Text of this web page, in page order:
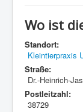
Wo ist
Standort:
Kleintierpraxis
Straße:
Dr.-Heinrich-
Postleitzahl:
38729